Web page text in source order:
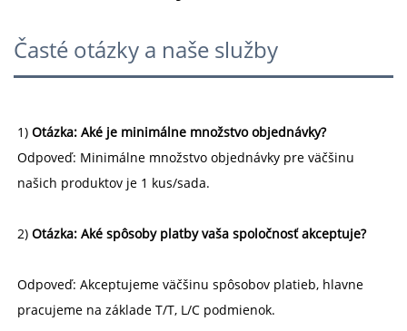
Časté otázky a naše služby
1) Otázka: Aké je minimálne množstvo objednávky?
Odpoveď: Minimálne množstvo objednávky pre väčšinu
našich produktov je 1 kus/sada.
2) Otázka: Aké spôsoby platby vaša spoločnosť akceptuje?
Odpoveď: Akceptujeme väčšinu spôsobov platieb, hlavne
pracujeme na základe T/T, L/C podmienok.